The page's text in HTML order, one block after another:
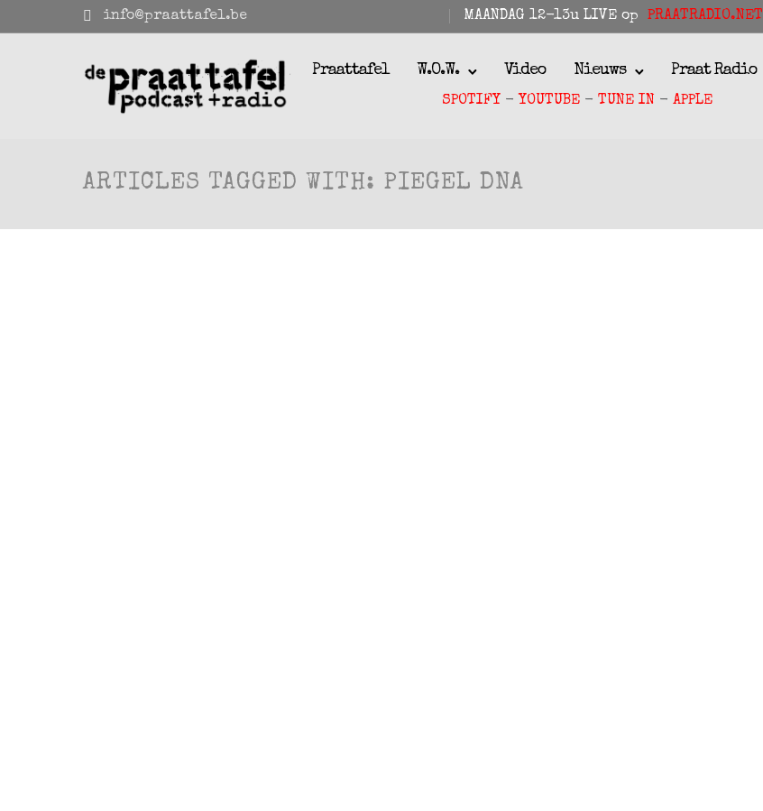
info@praattafel.be MAANDAG 12-13u LIVE op PRAATRADIO.NET
Praattafel W.O.W. Video Nieuws Praat Radio
SPOTIFY - YOUTUBE- TUNE IN - APPLE
ARTICLES TAGGED WITH: PIEGEL DNA